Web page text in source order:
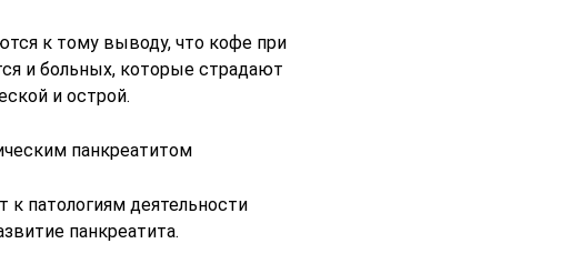
к тому выводу, что кофе при
и больных, которые страдают
и острой.
панкреатитом
патологиям деятельности
панкреатита.